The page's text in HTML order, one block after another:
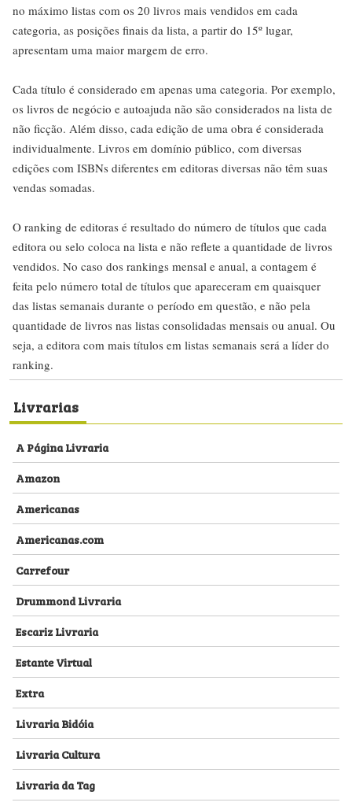
no máximo listas com os 20 livros mais vendidos em cada
categoria, as posições finais da lista, a partir do 15º lugar,
apresentam uma maior margem de erro.
Cada título é considerado em apenas uma categoria. Por exemplo,
os livros de negócio e autoajuda não são considerados na lista de
não ficção. Além disso, cada edição de uma obra é considerada
individualmente. Livros em domínio público, com diversas
edições com ISBNs diferentes em editoras diversas não têm suas
vendas somadas.
O ranking de editoras é resultado do número de títulos que cada
editora ou selo coloca na lista e não reflete a quantidade de livros
vendidos. No caso dos rankings mensal e anual, a contagem é
feita pelo número total de títulos que apareceram em quaisquer
das listas semanais durante o período em questão, e não pela
quantidade de livros nas listas consolidadas mensais ou anual. Ou
seja, a editora com mais títulos em listas semanais será a líder do
ranking.
Livrarias
A Página Livraria
Amazon
Americanas
Americanas.com
Carrefour
Drummond Livraria
Escariz Livraria
Estante Virtual
Extra
Livraria Bidóia
Livraria Cultura
Livraria da Tag